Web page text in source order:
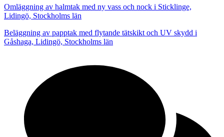
Omläggning av halmtak med ny vass och nock i Sticklinge,
Lidingö, Stockholms län
Beläggning av papptak med flytande tätskikt och UV skydd i
Gåshaga, Lidingö, Stockholms län